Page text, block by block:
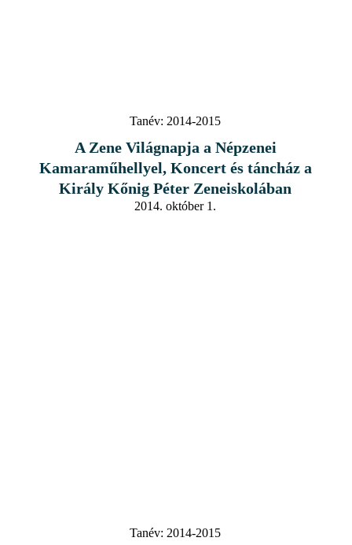
Tanév: 2014-2015
A Zene Világnapja a Népzenei
Kamaraműhellyel, Koncert és táncház a
Király Kőnig Péter Zeneiskolában
2014. október 1.
Tanév: 2014-2015